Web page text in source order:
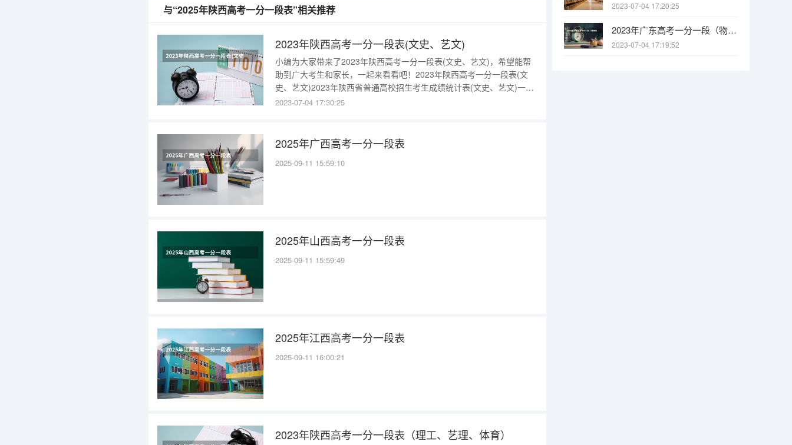
与“2025年陕西高考一分一段表”相关推荐
2023年陕西高考一分一段表(文史、艺文)
小编为大家带来了2023年陕西高考一分一段表(文史、艺文)，希望能帮
助到广大考生和家长，一起来看看吧！2023年陕西高考一分一段表(文
史、艺文)2023年陕西省普通高校招生考生成绩统计表(文史、艺文)一分
段统计（文史、艺文）分数人数总人数673分以上
2023-07-04 17:30:25
2025年广西高考一分一段表
2025-09-11 15:59:10
2025年山西高考一分一段表
2025-09-11 15:59:49
2025年江西高考一分一段表
2025-09-11 16:00:21
2023年陕西高考一分一段表（理工、艺理、体育）
2023-07-04 17:20:25
2023年广东高考一分一段（物理类）表
2023-07-04 17:19:52